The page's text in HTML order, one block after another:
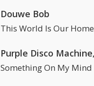
Douwe Bob
This World Is Our Home
Something On My Mind